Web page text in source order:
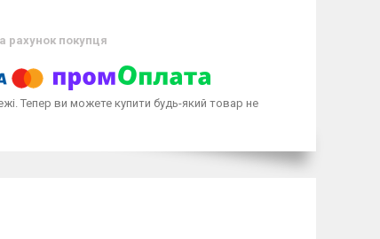
рахунок покупця
Тепер ви можете купити будь-який товар не